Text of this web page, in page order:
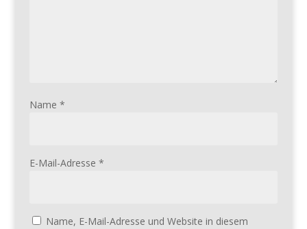
Name *
E-Mail-Adresse *
Name, E-Mail-Adresse und Website in diesem